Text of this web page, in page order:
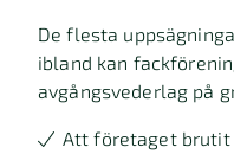
De flesta
ibland kan
avgångsvederlag på
Att företaget brutit